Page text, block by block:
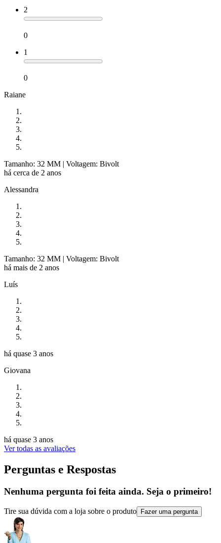
2
0
1
0
Raiane
Tamanho: 32 MM | Voltagem: Bivolt
há cerca de 2 anos
Alessandra
Tamanho: 32 MM | Voltagem: Bivolt
há mais de 2 anos
Luís
há quase 3 anos
Giovana
há quase 3 anos
Ver todas as avaliações
Perguntas e Respostas
Nenhuma pergunta foi feita ainda. Seja o primeiro!
Tire sua dúvida com a loja sobre o produto Fazer uma pergunta